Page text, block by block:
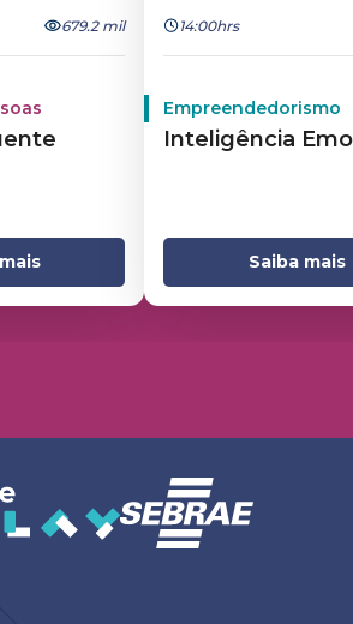
679.2 mil 14:00hrs
Empreendedorismo
Inteligência
Saiba mais